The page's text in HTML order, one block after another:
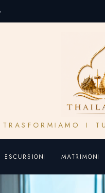
TRASFORMIAMO I
ESCURSIONI MATRIMONI